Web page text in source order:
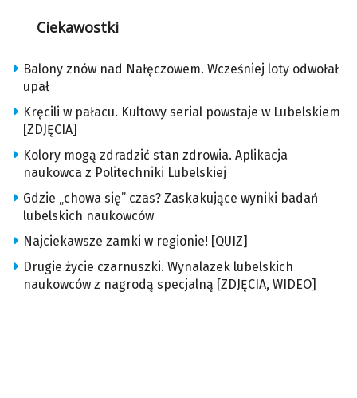
Ciekawostki
Balony znów nad Nałęczowem. Wcześniej loty odwołał
upał
Kręcili w pałacu. Kultowy serial powstaje w Lubelskiem
[ZDJĘCIA]
Kolory mogą zdradzić stan zdrowia. Aplikacja
naukowca z Politechniki Lubelskiej
Gdzie „chowa się” czas? Zaskakujące wyniki badań
lubelskich naukowców
Najciekawsze zamki w regionie! [QUIZ]
Drugie życie czarnuszki. Wynalazek lubelskich
naukowców z nagrodą specjalną [ZDJĘCIA, WIDEO]